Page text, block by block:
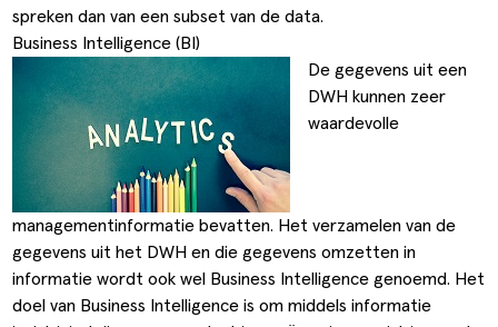
spreken dan van een subset van de data.
Business Intelligence (BI)
De gegevens uit een
DWH kunnen zeer
waardevolle
managementinformatie bevatten. Het verzamelen van de
gegevens uit het DWH en die gegevens omzetten in
informatie wordt ook wel Business Intelligence genoemd. Het
doel van Business Intelligence is om middels informatie